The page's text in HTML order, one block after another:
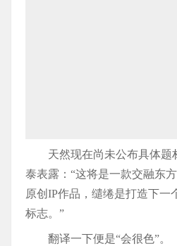
天然现在尚未公布具体题
泰表露：“这将是一款交融东
原创IP作品，缱绻是打造下一
标志。”
翻译一下便是“会很色”。